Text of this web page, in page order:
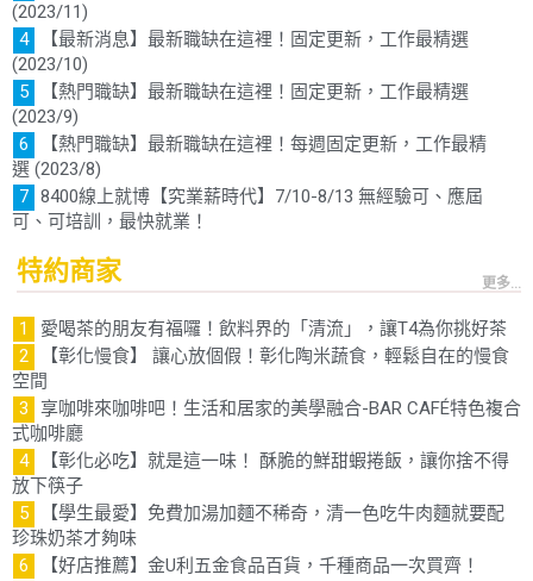
(2023/11)
【最新消息】最新職缺在這裡！固定更新，工作最精選
(2023/10)
【熱門職缺】最新職缺在這裡！固定更新，工作最精選
(2023/9)
【熱門職缺】最新職缺在這裡！每週固定更新，工作最精
選 (2023/8)
8400線上就博【究業薪時代】7/10-8/13 無經驗可、應屆
可、可培訓，最快就業！
特約商家 更多...
愛喝茶的朋友有福囉！飲料界的「清流」，讓T4為你挑好茶
【彰化慢食】 讓心放個假！彰化陶米蔬食，輕鬆自在的慢食
空間
享咖啡來咖啡吧！生活和居家的美學融合-BAR CAFÉ特色複合
式咖啡廳
【彰化必吃】就是這一味！ 酥脆的鮮甜蝦捲飯，讓你捨不得
放下筷子
【學生最愛】免費加湯加麵不稀奇，清一色吃牛肉麵就要配
珍珠奶茶才夠味
【好店推薦】金U利五金食品百貨，千種商品一次買齊！